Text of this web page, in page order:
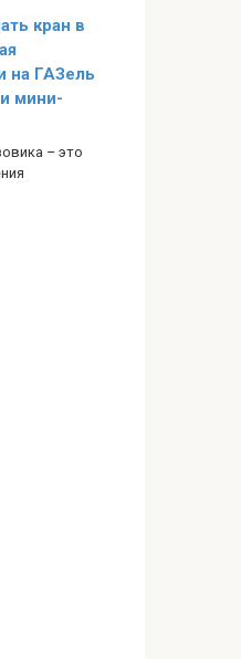
кран в
на ГАЗель
мини-
– это